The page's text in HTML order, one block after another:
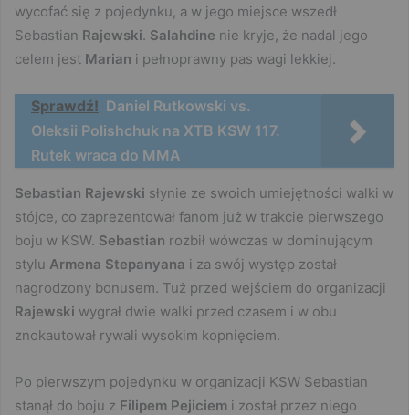
wycofać się z pojedynku, a w jego miejsce wszedł
Sebastian Rajewski. Salahdine nie kryje, że nadal jego
celem jest Marian i pełnoprawny pas wagi lekkiej.
Sprawdź! Daniel Rutkowski vs.
Oleksii Polishchuk na XTB KSW 117.
Rutek wraca do MMA
Sebastian Rajewski słynie ze swoich umiejętności walki w
stójce, co zaprezentował fanom już w trakcie pierwszego
boju w KSW. Sebastian rozbił wówczas w dominującym
stylu Armena Stepanyana i za swój występ został
nagrodzony bonusem. Tuż przed wejściem do organizacji
Rajewski wygrał dwie walki przed czasem i w obu
znokautował rywali wysokim kopnięciem.
Po pierwszym pojedynku w organizacji KSW Sebastian
stanął do boju z Filipem Pejiciem i został przez niego